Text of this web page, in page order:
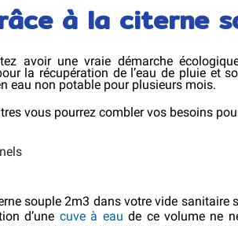
à la citerne
avoir une vraie démarche
la récupération de l’eau de pluie et
eau non potable pour plusieurs mois.
vous pourrez combler vos besoins
souple 2m3 dans votre vide sanitaire
d’une cuve à eau de ce volume ne